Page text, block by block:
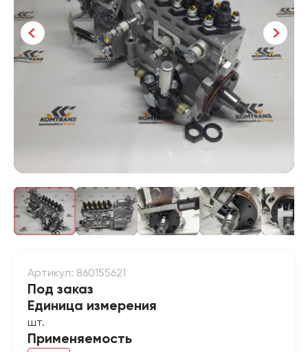
Артикул: 860155621
Под заказ
Единица измерения
шт.
Применяемость